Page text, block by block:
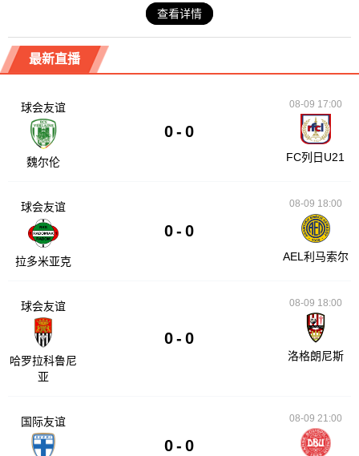
查看详情
最新直播
球会友谊
魏尔伦
0 - 0
08-09 17:00
FC列日U21
球会友谊
拉多米亚克
0 - 0
08-09 18:00
AEL利马索尔
球会友谊
哈罗拉科鲁尼
亚
0 - 0
08-09 18:00
洛格朗尼斯
国际友谊
0 - 0
08-09 21:00